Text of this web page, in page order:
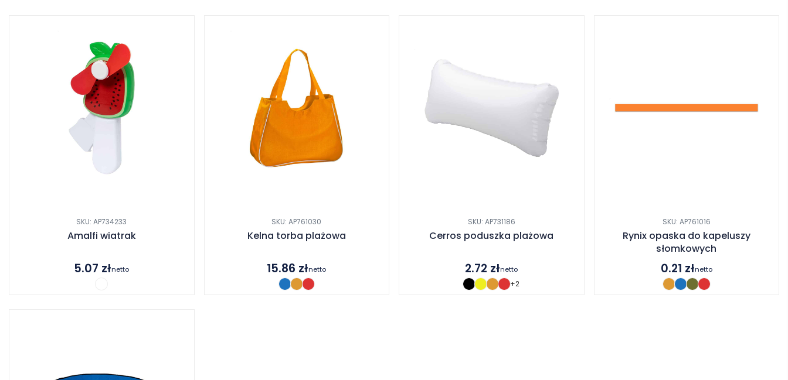
SKU: AP734233
Amalfi wiatrak
5.07 złnetto
SKU: AP761030
Kelna torba plażowa
15.86 złnetto
SKU: AP731186
Cerros poduszka plażowa
2.72 złnetto
+2
SKU: AP761016
Rynix opaska do kapeluszy
słomkowych
0.21 złnetto